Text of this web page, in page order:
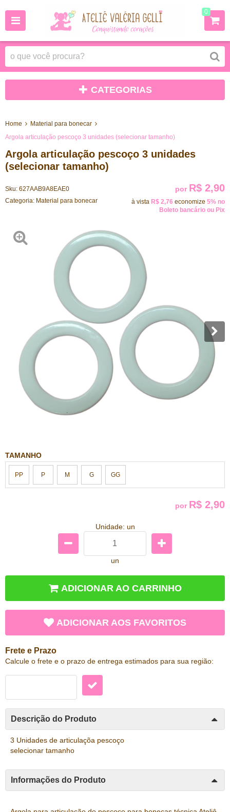
0
CATEGORIAS
Home
Material para bonecar
Argola articulação pescoço 3 unidades (selecionar tamanho)
Argola articulação pescoço 3 unidades
(selecionar tamanho)
Sku: 627AAB9A8EAE0
Categoria: Material para bonecar
por R$ 2,90
à vista R$ 2,76 economize 5% no
Boleto bancário ou Pix
TAMANHO
PP P M G GG
por R$ 2,90
Unidade: un
un
ADICIONAR AO CARRINHO
ADICIONAR AOS FAVORITOS
Frete e Prazo
Calcule o frete e o prazo de entrega estimados para sua região:
Descrição do Produto
3 Unidades de articulaçõa pescoço
selecionar tamanho
Informações do Produto